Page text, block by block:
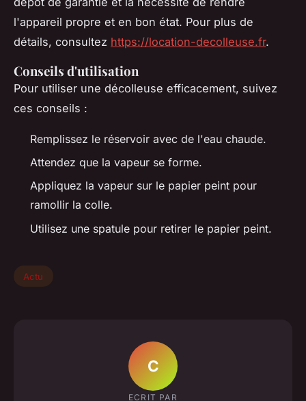
l'appareil propre et en bon état. Pour plus de
détails, consultez https://location-decolleuse.fr.
Conseils d'utilisation
Pour utiliser une décolleuse efficacement, suivez
ces conseils :
Remplissez le réservoir avec de l'eau chaude.
Attendez que la vapeur se forme.
Appliquez la vapeur sur le papier peint pour
ramollir la colle.
Utilisez une spatule pour retirer le papier peint.
Actu
C
ECRIT PAR